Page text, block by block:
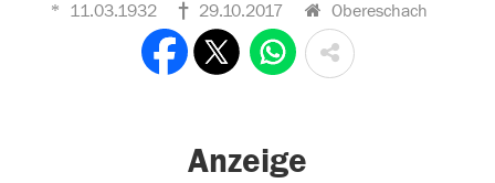
11.03.1932 29.10.2017 Obereschach
Anzeige